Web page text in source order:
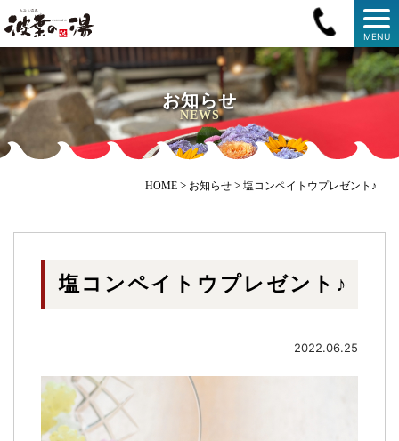
MENU
お知らせ
NEWS
HOME > お知らせ > 塩コンペイトウプレゼント♪
塩コンペイトウプレゼント♪
2022.06.25